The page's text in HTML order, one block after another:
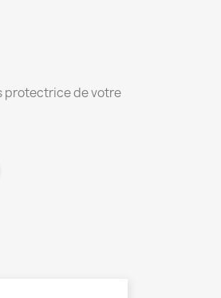
protectrice de votre